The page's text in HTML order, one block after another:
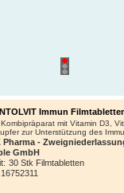
Immun
mit Vitamin D3,
zur Unterstützung des
Pharma -
GmbH
30 Stk Filmtabletten
16752311